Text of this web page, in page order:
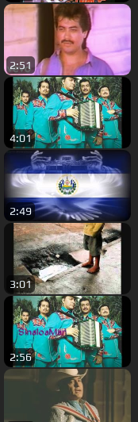
2:51
4:01
2:49
3:01
2:56